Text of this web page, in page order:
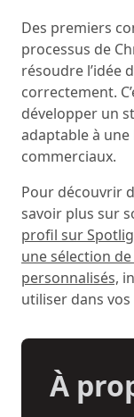
Des premiers
processus de
résoudre l’idée
correctement.
développer un
adaptable à
commerciaux.
Pour découvrir
savoir plus sur
profil sur
une sélection
personnalisés,
utiliser dans
À